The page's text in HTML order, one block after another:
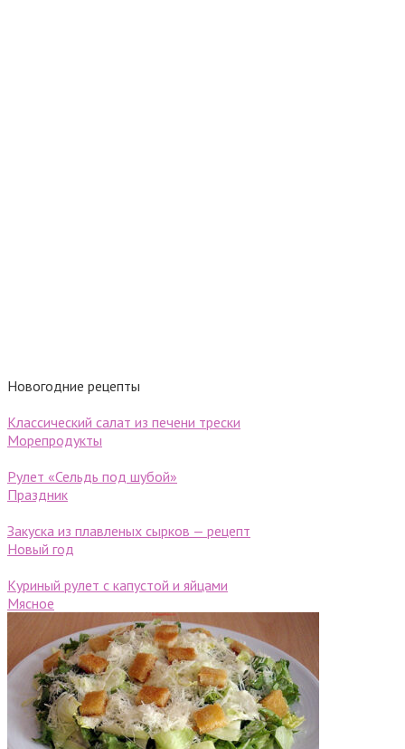
Новогодние рецепты
Классический салат из печени трески
Морепродукты
Рулет «Сельдь под шубой»
Праздник
Закуска из плавленых сырков — рецепт
Новый год
Куриный рулет с капустой и яйцами
Мясное